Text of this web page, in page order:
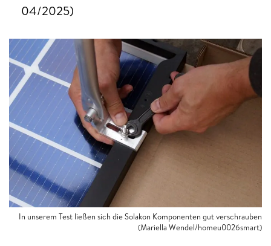
04/2025)
In unserem Test ließen sich die Solakon Komponenten gut verschrauben
(Mariella Wendel/homeu0026smart)